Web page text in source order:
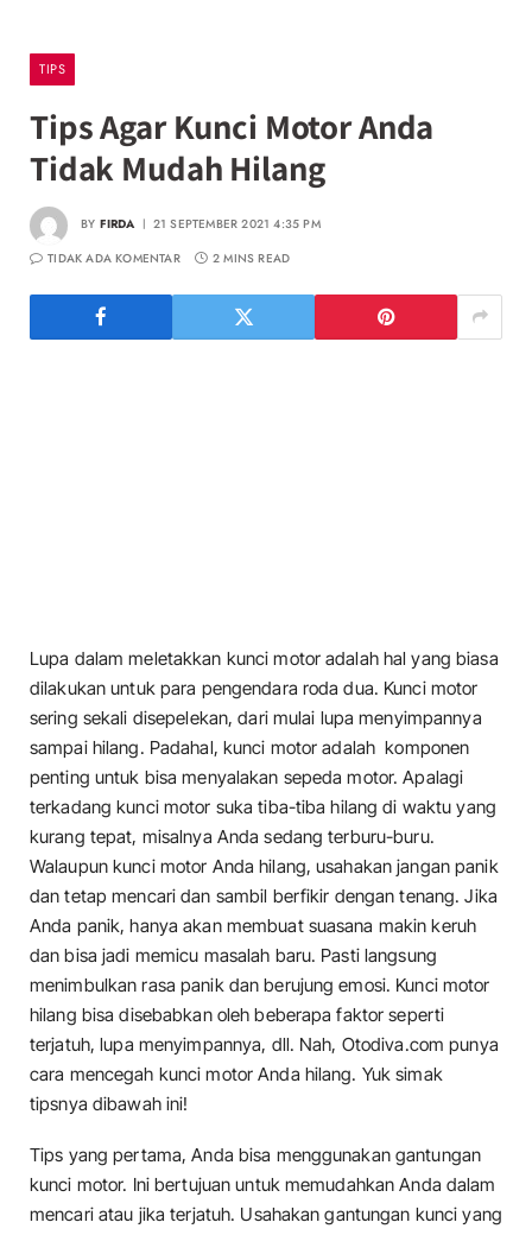
TIPS
Tips Agar Kunci Motor Anda
Tidak Mudah Hilang
BY FIRDA
21 SEPTEMBER 2021 4:35 PM
TIDAK ADA KOMENTAR
2 MINS READ
Lupa dalam meletakkan kunci motor adalah hal yang biasa
dilakukan untuk para pengendara roda dua. Kunci motor
sering sekali disepelekan, dari mulai lupa menyimpannya
sampai hilang. Padahal, kunci motor adalah komponen
penting untuk bisa menyalakan sepeda motor. Apalagi
terkadang kunci motor suka tiba-tiba hilang di waktu yang
kurang tepat, misalnya Anda sedang terburu-buru.
Walaupun kunci motor Anda hilang, usahakan jangan panik
dan tetap mencari dan sambil berfikir dengan tenang. Jika
Anda panik, hanya akan membuat suasana makin keruh
dan bisa jadi memicu masalah baru. Pasti langsung
menimbulkan rasa panik dan berujung emosi. Kunci motor
hilang bisa disebabkan oleh beberapa faktor seperti
terjatuh, lupa menyimpannya, dll. Nah, Otodiva.com punya
cara mencegah kunci motor Anda hilang. Yuk simak
tipsnya dibawah ini!
Tips yang pertama, Anda bisa menggunakan gantungan
kunci motor. Ini bertujuan untuk memudahkan Anda dalam
mencari atau jika terjatuh. Usahakan gantungan kunci yang